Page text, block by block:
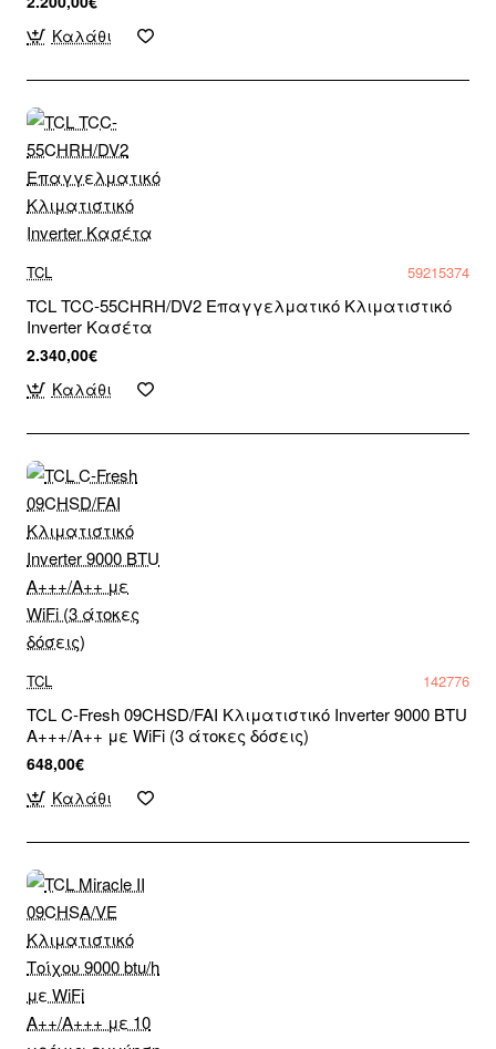
Καλάθι
TCL 59215374
TCL TCC-55CHRH/DV2 Επαγγελματικό Κλιματιστικό
Inverter Κασέτα
2.340,00€
Καλάθι
TCL 142776
TCL C-Fresh 09CHSD/FAI Κλιματιστικό Inverter 9000 BTU
A+++/A++ με WiFi (3 άτοκες δόσεις)
648,00€
Καλάθι